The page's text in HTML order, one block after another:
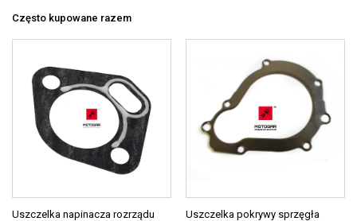
Często kupowane razem
Uszczelka napinacza rozrządu
Uszczelka pokrywy sprzęgła